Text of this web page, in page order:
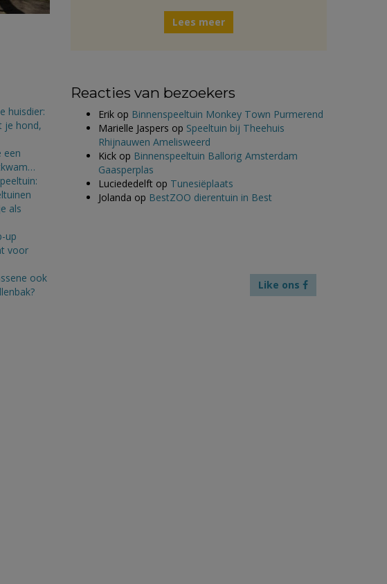
huisdier:
je hond,
een
als
up
voor
ook
Lees meer
Reacties van bezoekers
Erik op Binnenspeeltuin Monkey Town Purmerend
Marielle Jaspers op Speeltuin bij Theehuis
Rhijnauwen Amelisweerd
Kick op Binnenspeeltuin Ballorig Amsterdam
Gaasperplas
Luciededelft op Tunesiëplaats
Jolanda op BestZOO dierentuin in Best
Like ons